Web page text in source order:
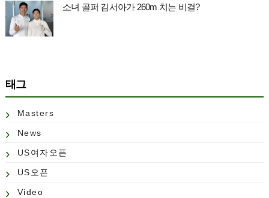
소녀 골퍼 김서아가 260m 치는 비결?
태그
Masters
News
US여자오픈
US오픈
Video